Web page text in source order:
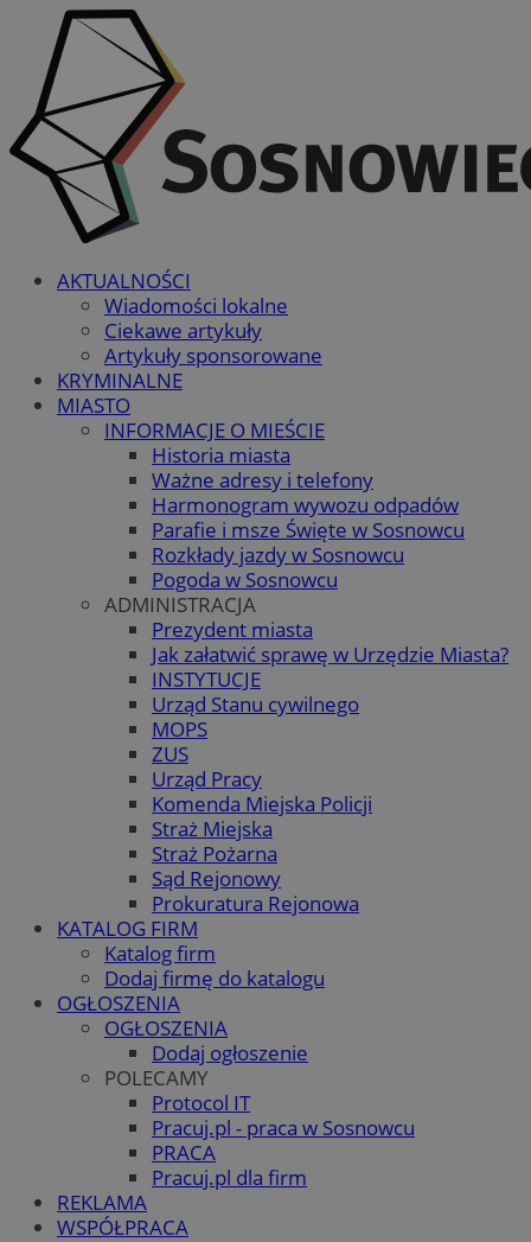
AKTUALNOŚCI
Wiadomości lokalne
Ciekawe artykuły
Artykuły sponsorowane
KRYMINALNE
MIASTO
INFORMACJE O MIEŚCIE
Historia miasta
Ważne adresy i telefony
Harmonogram wywozu odpadów
Parafie i msze Święte w Sosnowcu
Rozkłady jazdy w Sosnowcu
Pogoda w Sosnowcu
ADMINISTRACJA
Prezydent miasta
Jak załatwić sprawę w Urzędzie Miasta?
INSTYTUCJE
Urząd Stanu cywilnego
MOPS
ZUS
Urząd Pracy
Komenda Miejska Policji
Straż Miejska
Straż Pożarna
Sąd Rejonowy
Prokuratura Rejonowa
KATALOG FIRM
Katalog firm
Dodaj firmę do katalogu
OGŁOSZENIA
OGŁOSZENIA
Dodaj ogłoszenie
POLECAMY
Protocol IT
Pracuj.pl - praca w Sosnowcu
PRACA
Pracuj.pl dla firm
REKLAMA
WSPÓŁPRACA